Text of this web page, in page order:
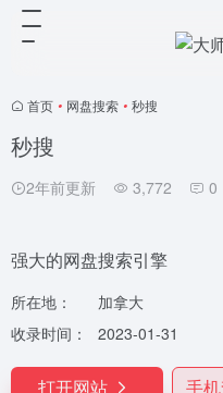
首页 • 网盘搜索 • 秒搜
秒搜
2年前更新 3,772 0
强大的网盘搜索引擎
所在地：
加拿大
收录时间：
2023-01-31
打开网站 手